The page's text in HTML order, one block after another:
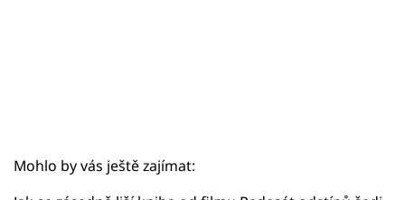
Mohlo by vás ještě zajímat: